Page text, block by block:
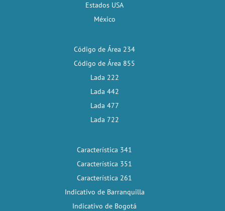
Estados USA
México
Código de Área 234
Código de Área 855
Lada 222
Lada 442
Lada 477
Lada 722
Característica 341
Característica 351
Característica 261
Indicativo de Barranquilla
Indicativo de Bogotá